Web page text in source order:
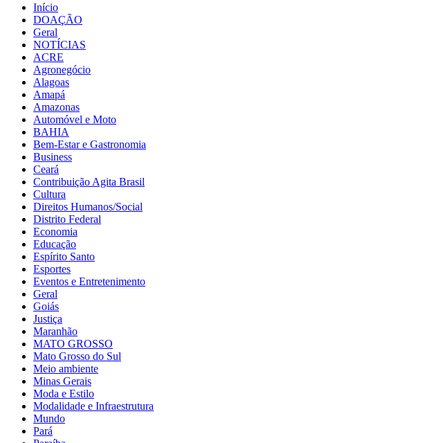
Início
DOAÇÃO
Geral
NOTÍCIAS
ACRE
Agronegócio
Alagoas
Amapá
Amazonas
Automóvel e Moto
BAHIA
Bem-Estar e Gastronomia
Business
Ceará
Contribuição Agita Brasil
Cultura
Direitos Humanos/Social
Distrito Federal
Economia
Educação
Espírito Santo
Esportes
Eventos e Entretenimento
Geral
Goiás
Justiça
Maranhão
MATO GROSSO
Mato Grosso do Sul
Meio ambiente
Minas Gerais
Moda e Estilo
Modalidade e Infraestrutura
Mundo
Pará